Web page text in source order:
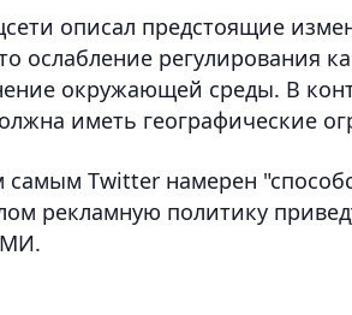
описал предстоящие
ослабление регулирования
окружающей среды. В
иметь географические
самым Twitter намерен
рекламную политику